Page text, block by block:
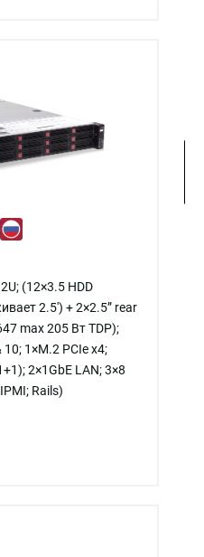
(12×3.5 HDD
2.5') + 2×2.5” rear
max 205 Вт TDP);
10; 1×M.2 PCIe x4;
2×1GbE LAN; 3×8
Rails)